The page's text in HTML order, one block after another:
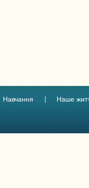
Навчання Наше